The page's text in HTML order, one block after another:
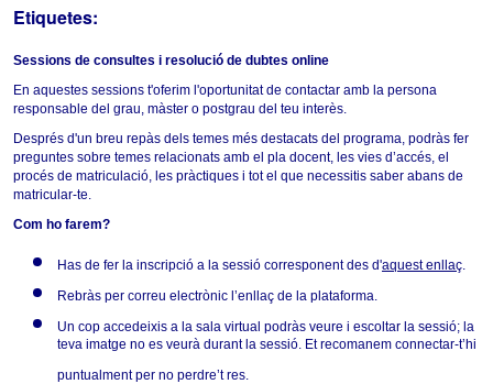
Etiquetes:
Sessions de consultes i resolució de dubtes online
En aquestes sessions t'oferim l'oportunitat de contactar amb la persona
responsable del grau, màster o postgrau del teu interès.
Després d'un breu repàs dels temes més destacats del programa, podràs fer
preguntes sobre temes relacionats amb el pla docent, les vies d’accés, el
procés de matriculació, les pràctiques i tot el que necessitis saber abans de
matricular-te.
Com ho farem?
Has de fer la inscripció a la sessió corresponent des d'aquest enllaç
Rebràs per correu electrònic l’enllaç de la plataforma.
Un cop accedeixis a la sala virtual podràs veure i escoltar la sessió; la
teva imatge no es veurà durant la sessió. Et recomanem connectar-t’hi